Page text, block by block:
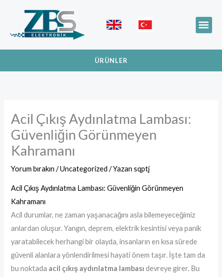
ÜRÜNLER
Acil Çıkış Aydınlatma Lambası:
Güvenliğin Görünmeyen
Kahramanı
Yorum bırakın /Uncategorized / Yazan sqptj
Acil Çıkış Aydınlatma Lambası: Güvenliğin Görünmeyen
Kahramanı
Acil durumlar, ne zaman yaşanacağını asla bilemeyeceğimiz
anlardan oluşur. Yangın, deprem, elektrik kesintisi veya panik
yaratabilecek herhangi bir olayda, insanların en kısa sürede
güvenli alanlara yönlendirilmesi hayati önem taşır. İşte tam da
bu noktada acil çıkış aydınlatma lambası devreye girer. Bu